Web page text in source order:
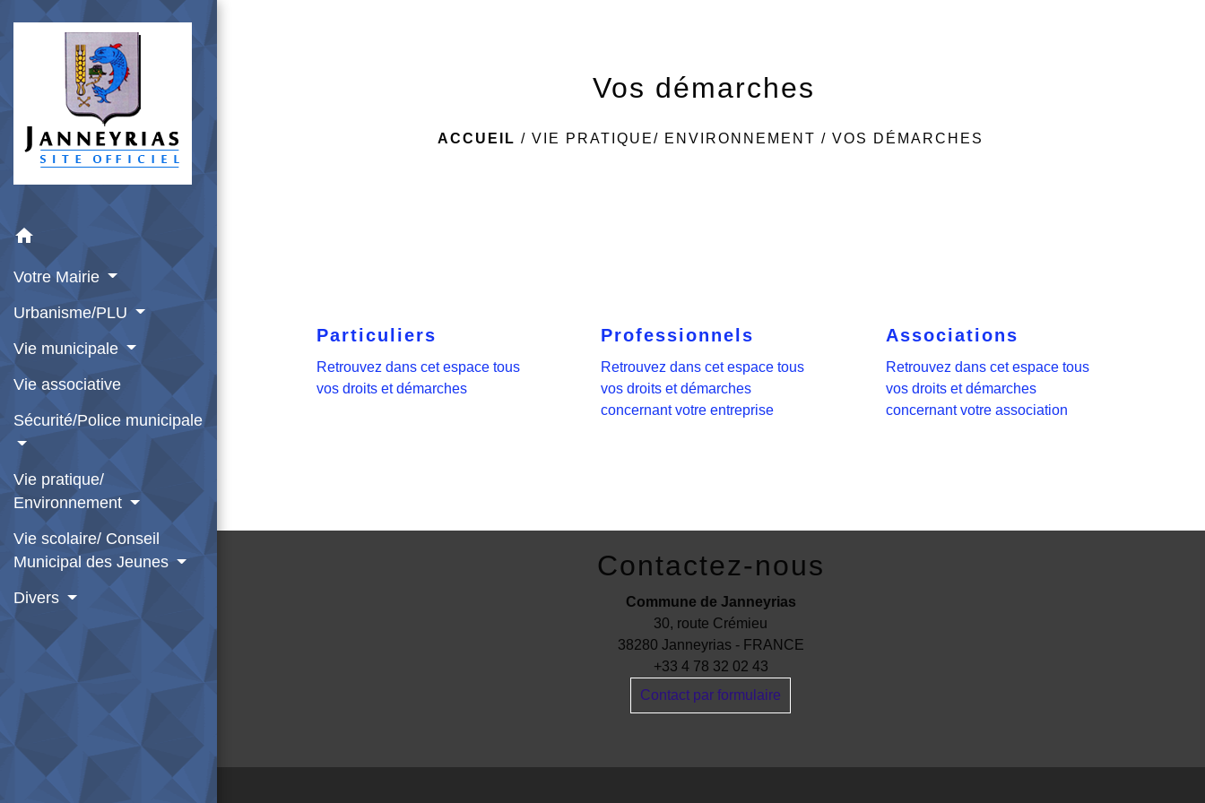
home
Votre Mairie
Urbanisme/PLU
Vie municipale
Vie associative
Sécurité/Police municipale
Vie pratique/
Environnement
Vie scolaire/ Conseil
Municipal des Jeunes
Divers
Vos démarches
ACCUEIL /VIE PRATIQUE/ ENVIRONNEMENT /VOS DÉMARCHES
Particuliers
Retrouvez dans cet espace tous
vos droits et démarches
Professionnels
Retrouvez dans cet espace tous
vos droits et démarches
concernant votre entreprise
Associations
Retrouvez dans cet espace tous
vos droits et démarches
concernant votre association
Contactez-nous
Commune de Janneyrias
30, route Crémieu
38280 Janneyrias - FRANCE
+33 4 78 32 02 43
Contact par formulaire